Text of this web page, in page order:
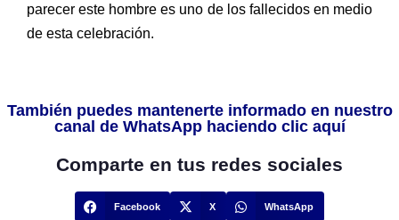
parecer este hombre es uno de los fallecidos en medio
de esta celebración.
También puedes mantenerte informado en nuestro
canal de WhatsApp haciendo clic aquí
Comparte en tus redes sociales
Facebook X WhatsApp